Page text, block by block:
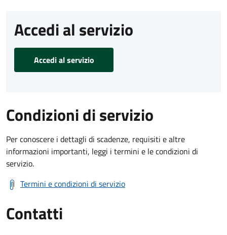
Accedi al servizio
Accedi al servizio
Condizioni di servizio
Per conoscere i dettagli di scadenze, requisiti e altre
informazioni importanti, leggi i termini e le condizioni di
servizio.
Termini e condizioni di servizio
Contatti